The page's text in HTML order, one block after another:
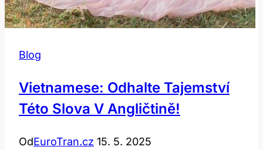
Blog
Vietnamese: Odhalte Tajemství
Této Slova V Angličtině!
OdEuroTran.cz 15. 5. 2025